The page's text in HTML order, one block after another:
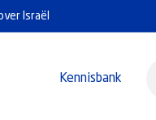
Israël
Kennisbank